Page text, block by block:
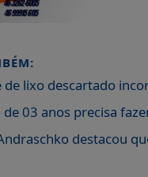
lixo descartado
03 anos precisa
destacou